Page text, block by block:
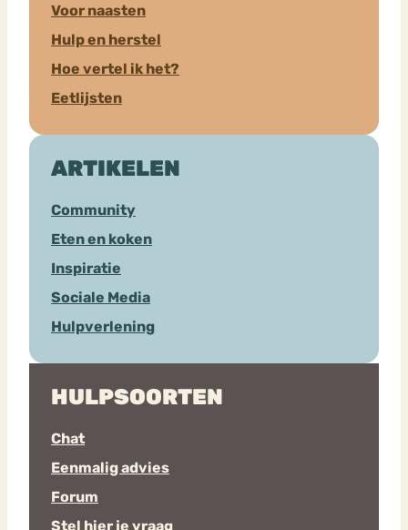
Voor naasten
Hulp en herstel
Hoe vertel ik het?
Eetlijsten
ARTIKELEN
Community
Eten en koken
Inspiratie
Sociale Media
Hulpverlening
HULPSOORTEN
Chat
Eenmalig advies
Forum
Stel hier je vraag